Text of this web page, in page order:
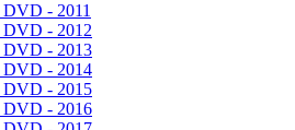
DVD - 2011
DVD - 2012
DVD - 2013
DVD - 2014
DVD - 2015
DVD - 2016